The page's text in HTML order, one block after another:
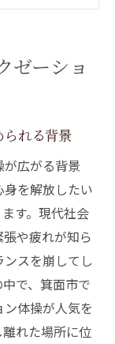
ゼーショ
の発展
ンの真髄
操の効果
定
い関係
ション体操
ゼーショ
られる背景
が広がる背景
を解放したい
す。現代社会
や疲れが知ら
スを崩してし
で、箕面市で
体操が人気を
れた場所に位